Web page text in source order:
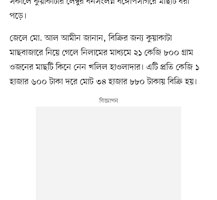
পড়ে।
জেলে মো. আল আমীন জানান, বিক্রির জন্য কুয়াকাটা
মাছবাজারে নিয়ে গেলে নিলামের মাধ্যমে ২১ কেজি ৮০০ গ্রাম
ওজনের মাছটি কিনে নেন খলিল হাওলাদার। এটি প্রতি কেজি ১
হাজার ৬০০ টাকা দরে মোট ৩৪ হাজার ৮৮০ টাকায় বিক্রি হয়।